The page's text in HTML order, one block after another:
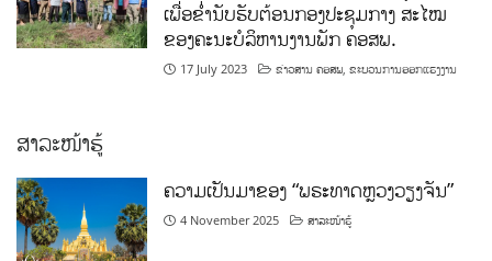
ເພື່ອຂໍ່ານັບຮັບຕ້ອນກອງປະຊຸມກາງ ສະໄໝ
ຂອງຄະນະບໍລິຫານງານພັກ ຄອສພ.
17 July 2023 ຂ່າວສານ ຄອສພ ,ຂະບວນການອອກແຮງງານ
ສາລະໜ້າຮູ້
ຄວາມເປັນມາຂອງ “ພຣະທາດຫຼວງວຽງຈັນ”
4 November 2025 ສາລະໜ້າຮູ້